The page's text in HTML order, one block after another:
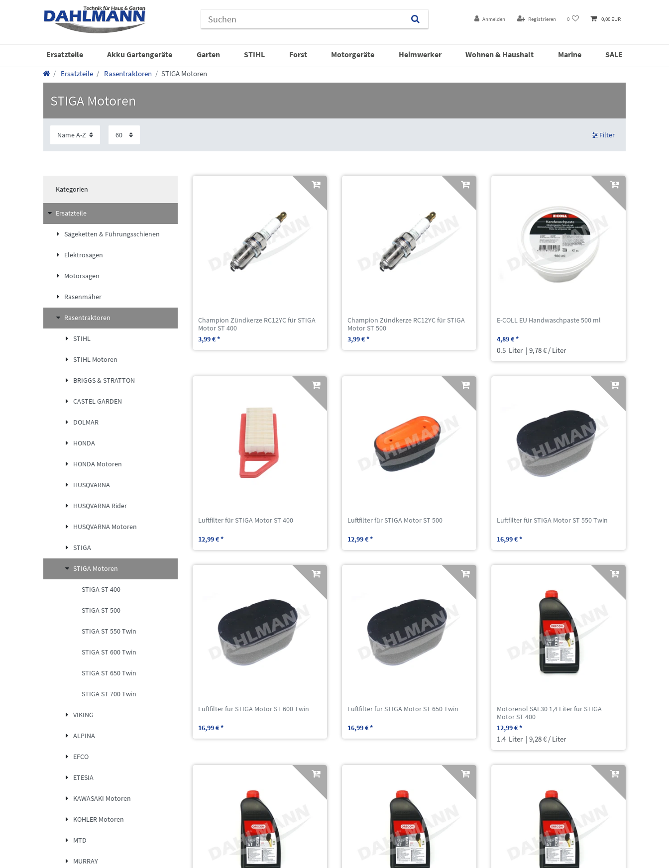
Anmelden Registrieren 0 0,00 EUR
Ersatzteile Akku Gartengeräte Garten STIHL Forst Motorgeräte Heimwerker Wohnen & Haushalt Marine SALE
Ersatzteile Rasentraktoren STIGA Motoren
STIGA Motoren
Filter
Kategorien
Ersatzteile
Sägeketten & Führungsschienen
Elektrosägen
Motorsägen
Rasenmäher
Rasentraktoren
STIHL
STIHL Motoren
BRIGGS & STRATTON
CASTEL GARDEN
DOLMAR
HONDA
HONDA Motoren
HUSQVARNA
HUSQVARNA Rider
HUSQVARNA Motoren
STIGA
STIGA Motoren
STIGA ST 400
STIGA ST 500
STIGA ST 550 Twin
STIGA ST 600 Twin
STIGA ST 650 Twin
STIGA ST 700 Twin
VIKING
ALPINA
EFCO
ETESIA
KAWASAKI Motoren
KOHLER Motoren
MTD
MURRAY
Champion Zündkerze RC12YC für STIGA
Motor ST 400
3,99 € *
Champion Zündkerze RC12YC für STIGA
Motor ST 500
3,99 € *
E-COLL EU Handwaschpaste 500 ml
4,89 € *
0.5 Liter | 9,78 € / Liter
Luftfilter für STIGA Motor ST 400
12,99 € *
Luftfilter für STIGA Motor ST 500
12,99 € *
Luftfilter für STIGA Motor ST 550 Twin
16,99 € *
Luftfilter für STIGA Motor ST 600 Twin
16,99 € *
Luftfilter für STIGA Motor ST 650 Twin
16,99 € *
Motorenöl SAE30 1,4 Liter für STIGA
Motor ST 400
12,99 € *
1.4 Liter | 9,28 € / Liter